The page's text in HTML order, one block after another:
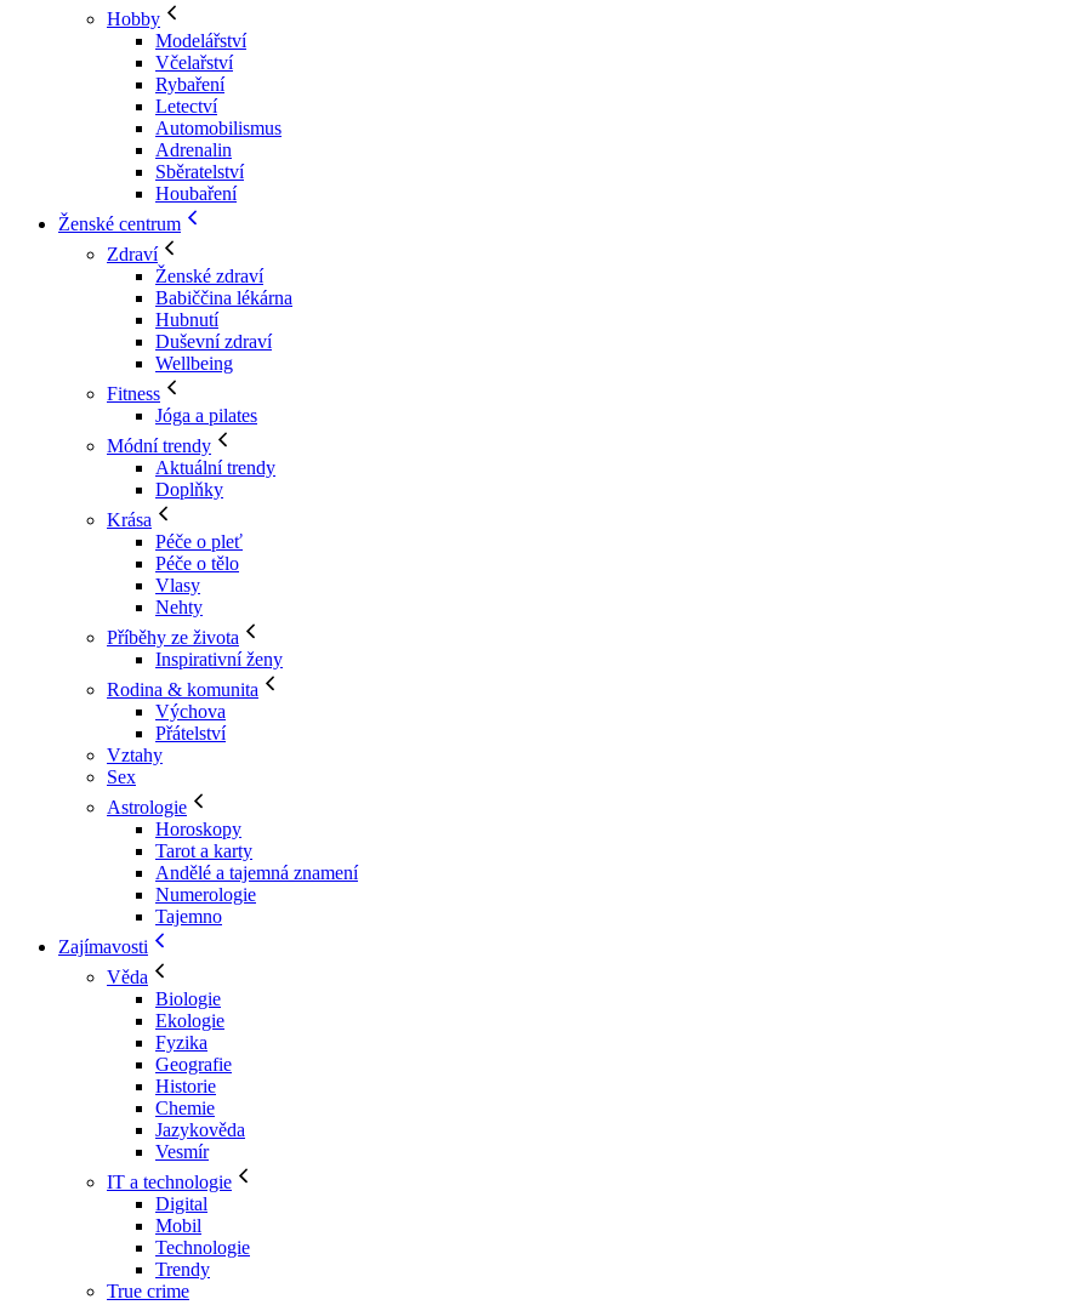
Hobby
Modelářství
Včelařství
Rybaření
Letectví
Automobilismus
Adrenalin
Sběratelství
Houbaření
Ženské centrum
Zdraví
Ženské zdraví
Babiččina lékárna
Hubnutí
Duševní zdraví
Wellbeing
Fitness
Jóga a pilates
Módní trendy
Aktuální trendy
Doplňky
Krása
Péče o pleť
Péče o tělo
Vlasy
Nehty
Příběhy ze života
Inspirativní ženy
Rodina & komunita
Výchova
Přátelství
Vztahy
Sex
Astrologie
Horoskopy
Tarot a karty
Andělé a tajemná znamení
Numerologie
Tajemno
Zajímavosti
Věda
Biologie
Ekologie
Fyzika
Geografie
Historie
Chemie
Jazykověda
Vesmír
IT a technologie
Digital
Mobil
Technologie
Trendy
True crime